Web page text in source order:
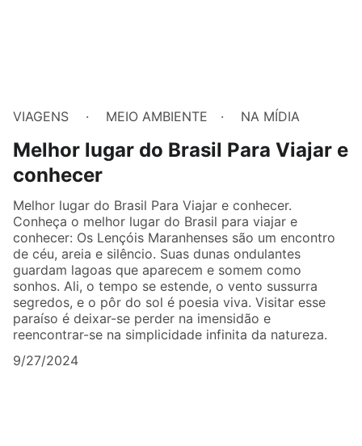
VIAGENS MEIO AMBIENTE NA MÍDIA
Melhor lugar do Brasil Para Viajar e
conhecer
Melhor lugar do Brasil Para Viajar e conhecer.
Conheça o melhor lugar do Brasil para viajar e
conhecer: Os Lençóis Maranhenses são um encontro
de céu, areia e silêncio. Suas dunas ondulantes
guardam lagoas que aparecem e somem como
sonhos. Ali, o tempo se estende, o vento sussurra
segredos, e o pôr do sol é poesia viva. Visitar esse
paraíso é deixar-se perder na imensidão e
reencontrar-se na simplicidade infinita da natureza.
9/27/2024